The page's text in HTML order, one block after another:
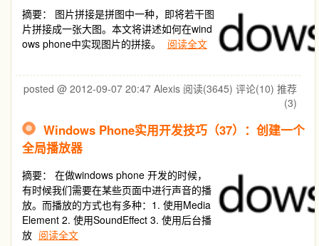
摘要： 图片拼接是拼图中一种，即将若干图
片拼接成一张大图。本文将讲述如何在wind
ows phone中实现图片的拼接。
阅读全文
posted @ 2012-09-07 20:47 Alexis 阅读(3645) 评论(10) 推荐
(3)
Windows Phone实用开发技巧（37）：创建一个
全局播放器
摘要： 在做windows phone 开发的时候，
有时候我们需要在某些页面中进行声音的播
放。而播放的方式也有多种：1. 使用Media
Element 2. 使用SoundEffect 3. 使用后台播
放 阅读全文